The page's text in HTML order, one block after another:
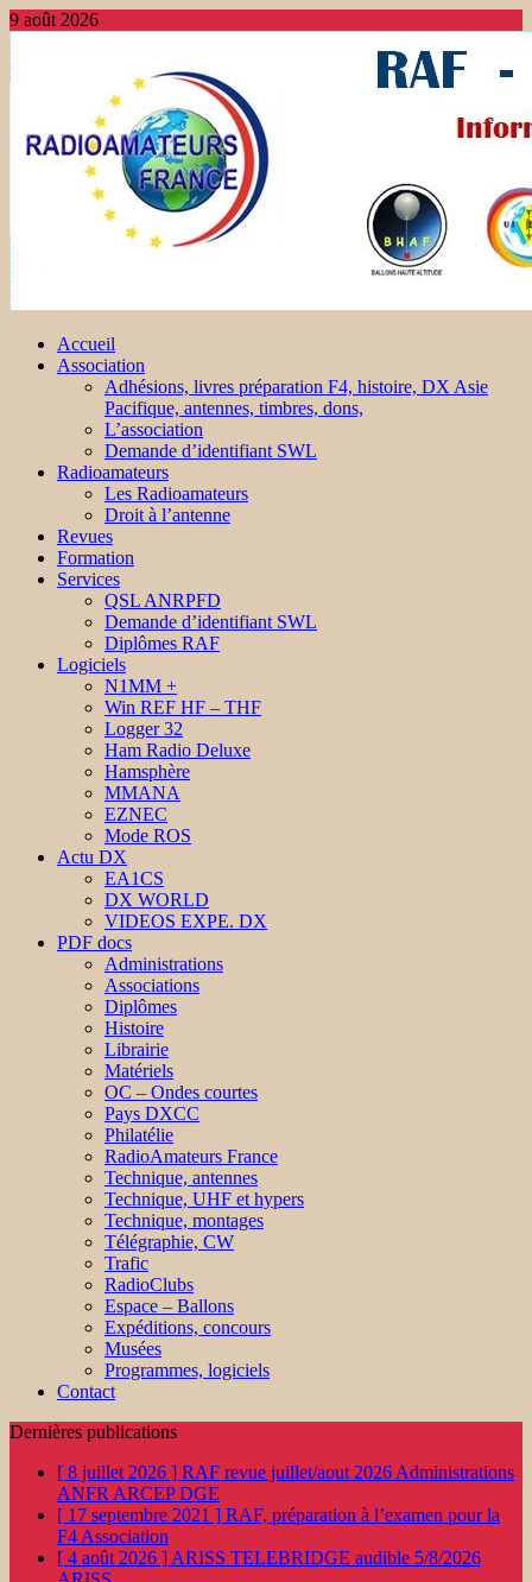
9 août 2026
Accueil
Association
Adhésions, livres préparation F4, histoire, DX Asie
Pacifique, antennes, timbres, dons,
L’association
Demande d’identifiant SWL
Radioamateurs
Les Radioamateurs
Droit à l’antenne
Revues
Formation
Services
QSL ANRPFD
Demande d’identifiant SWL
Diplômes RAF
Logiciels
N1MM +
Win REF HF – THF
Logger 32
Ham Radio Deluxe
Hamsphère
MMANA
EZNEC
Mode ROS
Actu DX
EA1CS
DX WORLD
VIDEOS EXPE. DX
PDF docs
Administrations
Associations
Diplômes
Histoire
Librairie
Matériels
OC – Ondes courtes
Pays DXCC
Philatélie
RadioAmateurs France
Technique, antennes
Technique, UHF et hypers
Technique, montages
Télégraphie, CW
Trafic
RadioClubs
Espace – Ballons
Expéditions, concours
Musées
Programmes, logiciels
Contact
Dernières publications
[ 8 juillet 2026 ] RAF revue juillet/aout 2026 Administrations
ANFR ARCEP DGE
[ 17 septembre 2021 ] RAF, préparation à l’examen pour la
F4 Association
[ 4 août 2026 ] ARISS TELEBRIDGE audible 5/8/2026